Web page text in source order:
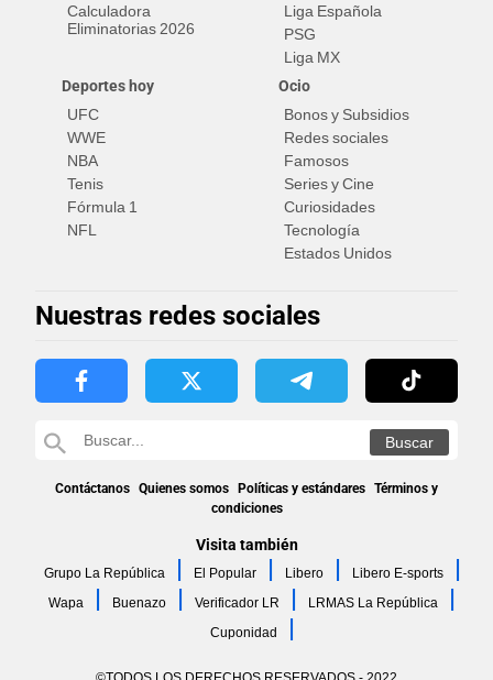
Calculadora
Eliminatorias 2026
Liga Española
PSG
Liga MX
Deportes hoy
UFC
WWE
NBA
Tenis
Fórmula 1
NFL
Ocio
Bonos y Subsidios
Redes sociales
Famosos
Series y Cine
Curiosidades
Tecnología
Estados Unidos
Nuestras redes sociales
Contáctanos Quienes somos Políticas y estándares Términos y
condiciones
Visita también
Grupo La República El Popular Libero
Libero E-sports
Wapa
Buenazo Verificador LR
LRMAS La República
Cuponidad